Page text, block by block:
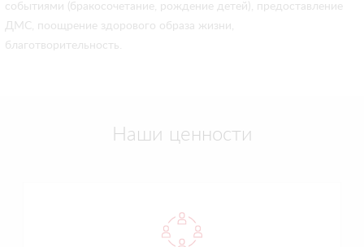
событиями (бракосочетание, рождение детей), предоставление
ДМС, поощрение здорового образа жизни,
благотворительность.
Наши ценности